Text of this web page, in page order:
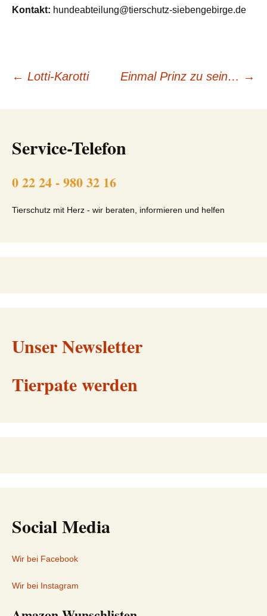
Kontakt: hundeabteilung@tierschutz-siebengebirge.de
Beitragsnavigation
← Lotti-Karotti Einmal Prinz zu sein… →
Service-Telefon
0 22 24 - 980 32 16
Tierschutz mit Herz - wir beraten, informieren und helfen
Unser Newsletter
Tierpate werden
Social Media
Wir bei Facebook
Wir bei Instagram